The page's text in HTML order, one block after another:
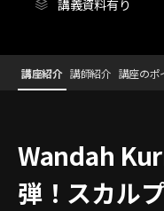
講義資料有り
3Dキャラクターアー
Configuration
講座紹介 講師紹介 講座のポ
Wandah
弾！スカル